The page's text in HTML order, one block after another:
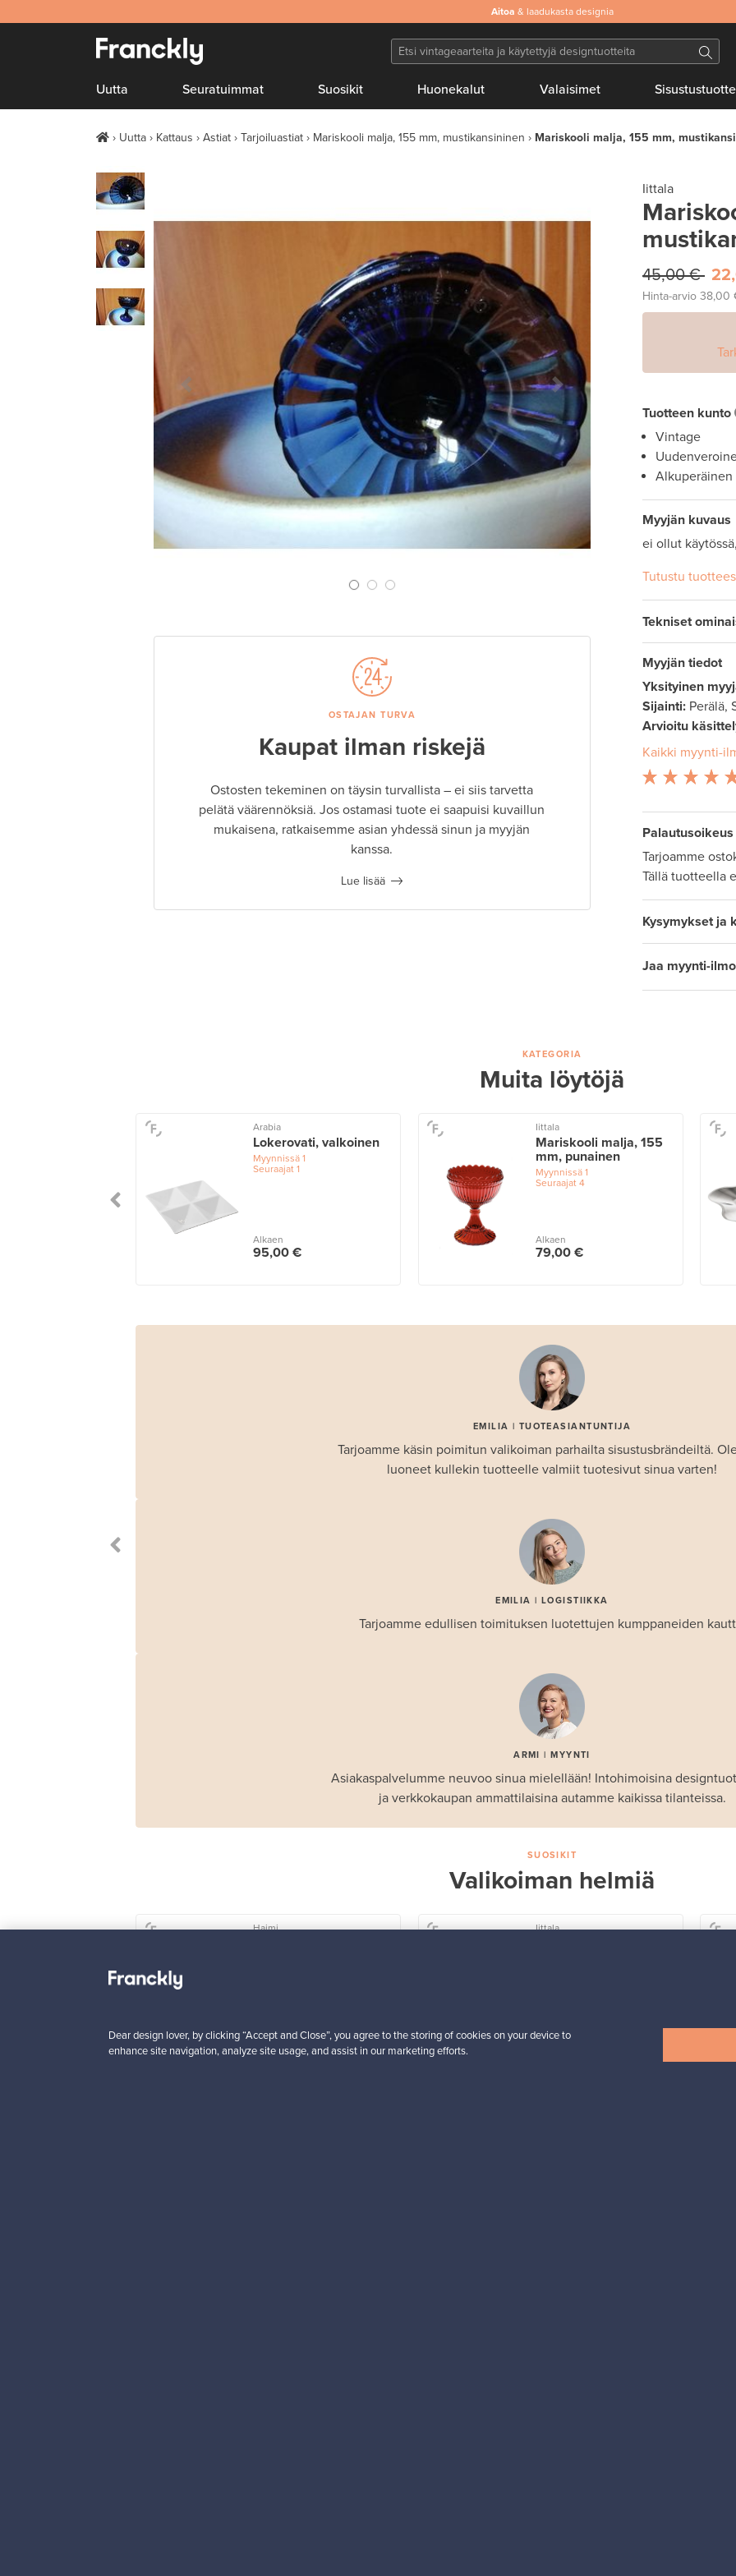
Aitoa & laadukasta designia
Uutta Seuratuimmat Suosikit Huonekalut Valaisimet
Uutta Kattaus Astiat Tarjoiluastiat Mariskooli malja, 155 mm, mustikansininen Mariskooli malja, 155 mm,
Previous Slide Next Slide
OSTAJAN TURVA
Kaupat ilman riskejä
Ostosten tekeminen on täysin turvallista – ei siis tarvetta
pelätä väärennöksiä. Jos ostamasi tuote ei saapuisi kuvaillun
mukaisena, ratkaisemme asian yhdessä sinun ja myyjän
kanssa.
Lue lisää
Iittala
45,00 €
Hinta-arvio 38,00
Tuotteen kunto
Vintage
Alkuperäinen
Myyjän kuvaus
ei ollut
Tutustu
Tekniset
Myyjän tiedot
Yksityinen
Sijainti:Perälä,
Arvioitu
Kaikki myynti-
Palautusoikeus
Tarjoamme
Tällä tuotteella
Kysymykset ja
Jaa myynti-
KATEGORIA
Muita löytöjä
Arabia
Lokerovati, valkoinen
Myynnissä1
Seuraajat 1
Alkaen
95,00 €
Iittala
Mariskooli malja, 155
mm, punainen
Myynnissä1
Seuraajat 4
Alkaen
79,00 €
EMILIA | TUOTEASIANTUNTIJA
Tarjoamme käsin poimitun valikoiman parhailta sisustusbrändeiltä.
luoneet kullekin tuotteelle valmiit tuotesivut sinua varten!
EMILIA | LOGISTIIKKA
Tarjoamme edullisen toimituksen luotettujen kumppaneiden
ARMI | MYYNTI
Asiakaspalvelumme neuvoo sinua mielellään! Intohimoisina
ja verkkokaupan ammattilaisina autamme kaikissa tilanteissa.
SUOSIKIT
Valikoiman helmiä
Haimi
Alkaen
3 450,00 €
Iittala
Alkaen
Dear design lover, by clicking “Accept and Close”, you agree to the storing of cookies on your device to
enhance site navigation, analyze site usage, and assist in our marketing efforts.